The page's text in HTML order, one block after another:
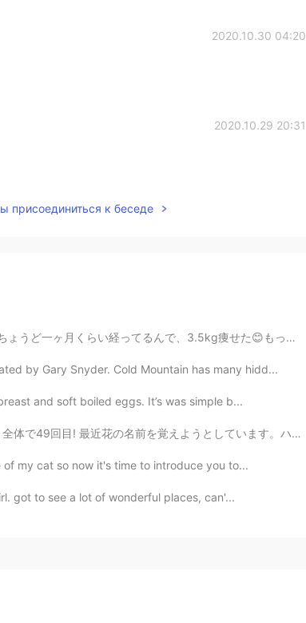
2020.10.30 04:20
2020.10.29 20:31
присоединиться к беседе
もっと痩せるつもりだったけど同時に筋トレで筋肉もふえてると思うからちょっと痩せにくいかな。ま...
by Gary Snyder. Cold Mountain has many hidd...
and soft boiled eggs. It’s was simple b...
。ハクサンチドリ、コマクサ、シラネアオイ、アカモノ、チングルマ、イワカガミ、ゴゼンタチバナ、...
my cat so now it's time to introduce you to...
got to see a lot of wonderful places, can'...